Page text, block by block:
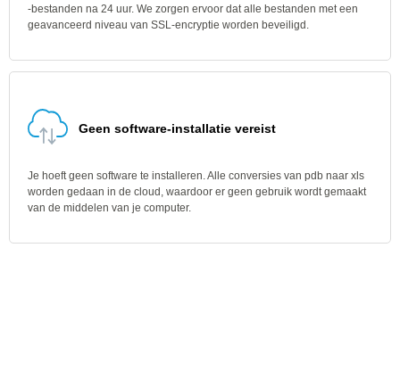
-bestanden na 24 uur. We zorgen ervoor dat alle bestanden met een
geavanceerd niveau van SSL-encryptie worden beveiligd.
Geen software-installatie vereist
Je hoeft geen software te installeren. Alle conversies van pdb naar xls
worden gedaan in de cloud, waardoor er geen gebruik wordt gemaakt
van de middelen van je computer.